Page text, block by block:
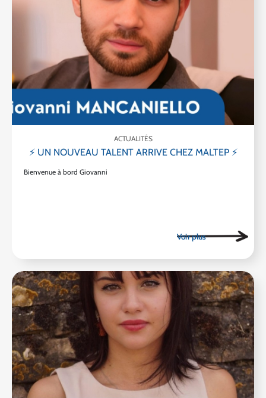
ACTUALITÉS
⚡ UN NOUVEAU TALENT ARRIVE CHEZ MALTEP ⚡
Bienvenue à bord Giovanni